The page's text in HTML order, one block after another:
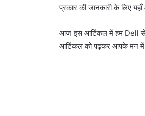
प्रकार की जानकारी के लिए
आज इस आर्टिकल में हम Dell से
आर्टिकल को पढ़कर आपके मन में